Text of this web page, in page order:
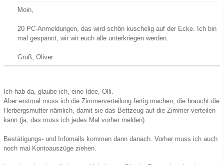
Moin,
20 PC-Anmeldungen, das wird schön kuschelig auf der Ecke. Ich bin
mal gespannt, wir wir euch alle unterkriegen werden.
Gruß, Oliver.
Ich hab da, glaube ich, eine Idee, Olli.
Aber erstmal muss ich die Zimmerverteilung fertig machen, die braucht die
Herbergsmutter nämlich, damit sie das Bettzeug auf die Zimmer verteilen
kann (ja, das muss ich jedes Mal vorher melden).
Bestätigungs- und Infomails kommen dann danach. Vorher muss ich auch
noch mal Kontoauszüge ziehen.